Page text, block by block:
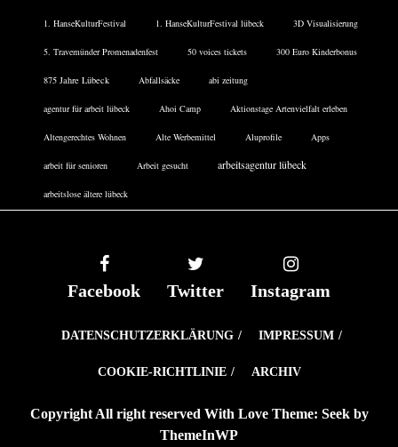
1. HanseKulturFestival 1. HanseKulturFestival lübeck 3D Visualisierung
5. Travemünder Promenadenfest 50 voices tickets 300 Euro Kinderbonus
875 Jahre Lübeck Abfallsäcke abi zeitung
agentur für arbeit lübeck Ahoi Camp Aktionstage Artenvielfalt erleben
Altengerechtes Wohnen Alte Werbemittel Aluprofile Apps
arbeit für senioren Arbeit gesucht arbeitsagentur lübeck
arbeitslose ältere lübeck
Facebook Twitter Instagram
DATENSCHUTZERKLÄRUNG IMPRESSUM
COOKIE-RICHTLINIE ARCHIV
Copyright All right reserved With Love Theme: Seek by
ThemeInWP